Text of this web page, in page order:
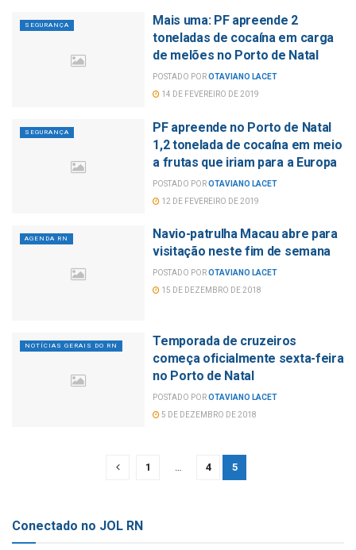
SEGURANÇA
Mais uma: PF apreende 2
toneladas de cocaína em carga
de melões no Porto de Natal
POSTADO POROTAVIANO LACET
14 DE FEVEREIRO DE 2019
SEGURANÇA
PF apreende no Porto de Natal
1,2 tonelada de cocaína em meio
a frutas que iriam para a Europa
POSTADO POROTAVIANO LACET
12 DE FEVEREIRO DE 2019
AGENDA RN
Navio-patrulha Macau abre para
visitação neste fim de semana
POSTADO POROTAVIANO LACET
15 DE DEZEMBRO DE 2018
NOTÍCIAS GERAIS DO RN
Temporada de cruzeiros
começa oficialmente sexta-feira
no Porto de Natal
POSTADO POROTAVIANO LACET
5 DE DEZEMBRO DE 2018
1 … 4 5
Conectado no JOL RN